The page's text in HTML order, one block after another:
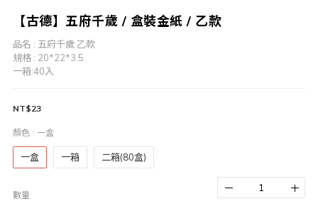
【古德】五府千歲 / 盒裝金紙 / 乙款
品名 : 五府千歲 乙款
規格 : 20*22*3.5
一箱:40入
NT$23
顏色 : 一盒
一盒 一箱 二箱(80盒)
數量